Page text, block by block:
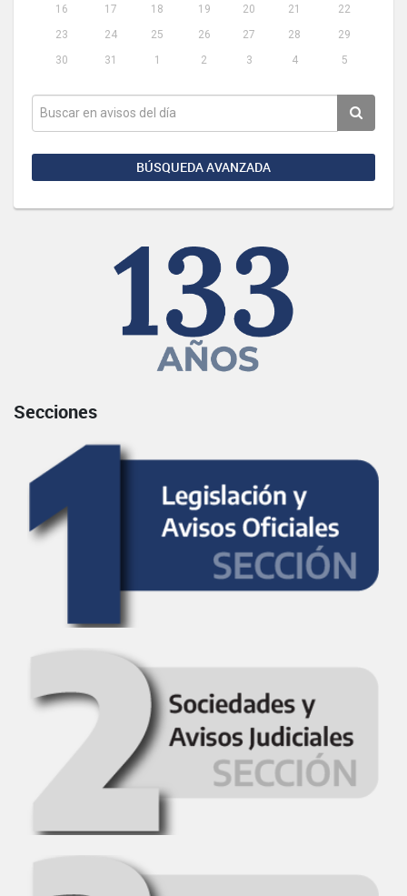
16
17 18 19 20 21
22
23
24 25 26 27 28
29
30
31 1 2 3 4 5
BÚSQUEDA AVANZADA
Secciones